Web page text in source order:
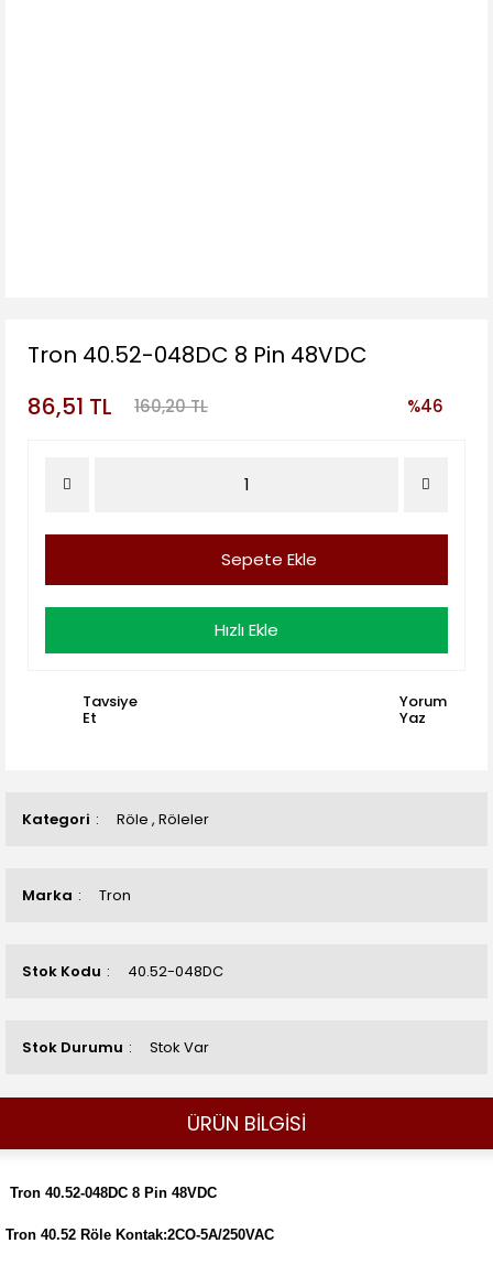
Kategori Röle , Röleler
Marka Tron
Stok Kodu 40.52-048DC
Stok Durumu Stok Var
Tron 40.52-048DC 8 Pin 48VDC
86,51 TL
160,20 TL %46
Sepete Ekle
Hızlı Ekle
Tavsiye
Et
Yorum
Yaz
ÜRÜN BİLGİSİ
Tron 40.52-048DC 8 Pin 48VDC
Tron 40.52 Röle Kontak:2CO-5A/250VAC